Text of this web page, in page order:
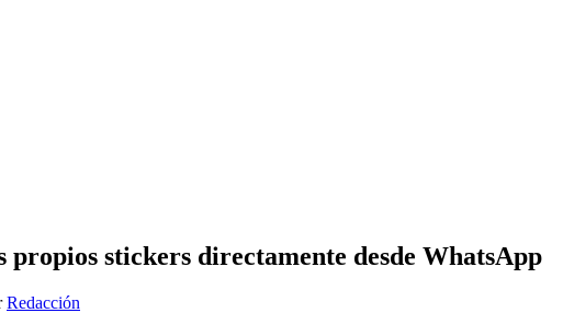
stickers directamente desde WhatsApp
Redacción